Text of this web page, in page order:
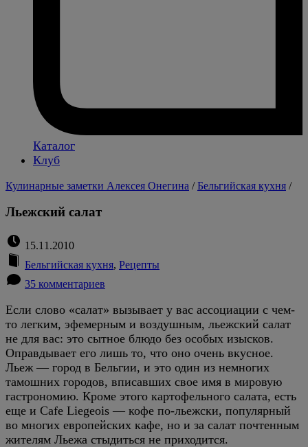
Каталог
Клуб
Кулинарные заметки Алексея Онегина /Бельгийская кухня /
Льежский салат
15.11.2010
Бельгийская кухня, Рецепты
35 комментариев
Если слово «салат» вызывает у вас ассоциации с чем-
то легким, эфемерным и воздушным, льежский салат
не для вас: это сытное блюдо без особых изысков.
Оправдывает его лишь то, что оно очень вкусное.
Льеж — город в Бельгии, и это один из немногих
тамошних городов, вписавших свое имя в мировую
гастрономию. Кроме этого картофельного салата, есть
еще и Cafe Liegeois — кофе по-льежски, популярный
во многих европейских кафе, но и за салат почтенным
жителям Льежа стыдиться не приходится.